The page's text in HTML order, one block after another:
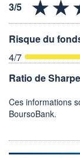
Risque du
4/7
Ratio de Sharpe
Ces informations
BoursoBank.